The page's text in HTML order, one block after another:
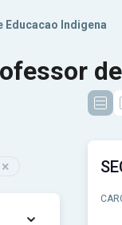
Educacao Indigena
×
⌄